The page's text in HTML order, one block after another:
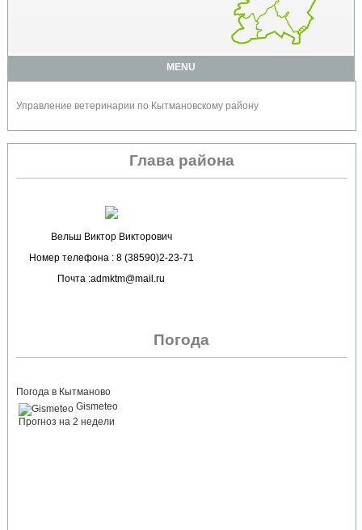
MENU
Управление ветеринарии по Кытмановскому району
Глава района
Вельш Виктор Викторович
Номер телефона : 8 (38590)2-23-71
Почта :admktm@mail.ru
Погода
Погода в Кытманово
Gismeteo
Прогноз на 2 недели